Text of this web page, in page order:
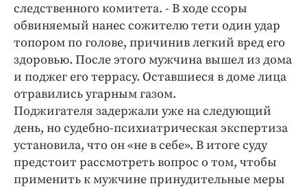
Издания
Медиаперсона
Интересное чтиво
Клиника года
Бренд года
Работодатель года
следственного комитета. - В ходе ссоры
обвиняемый нанес сожителю тети один удар
топором по голове, причинив легкий вред его
здоровью. После этого мужчина вышел из дома
и поджег его террасу. Оставшиеся в доме лица
отравились угарным газом.
Поджигателя задержали уже на следующий
день, но судебно-психиатрическая экспертиза
установила, что он «не в себе». В итоге суду
предстоит рассмотреть вопрос о том, чтобы
применить к мужчине принудительные меры